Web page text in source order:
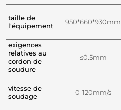
taille de
l'équipement
950*660*930mm
exigences
relatives au
cordon de
soudure
≤0.5mm
vitesse de
soudage
0-120mm/s